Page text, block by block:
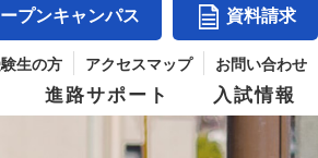
生の方 アクセスマップ お問い合わせ
プンキャンパス 資料請求
進路サポート 入試情報